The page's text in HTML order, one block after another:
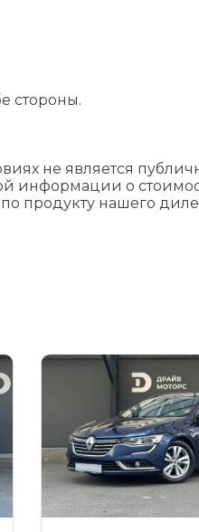
стороны.
не является
информации о
продукту нашего